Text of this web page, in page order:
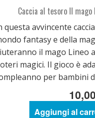
Caccia al tesoro Il mago
questa avvincente
fantasy e della
il mago Lineo
magici. Il gioco è
per bambini
Aggiungi al